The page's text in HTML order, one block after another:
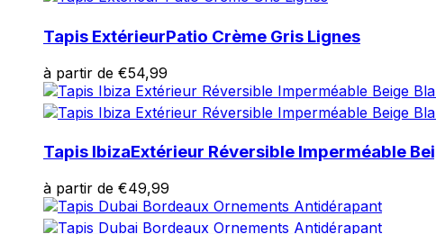
Tapis ExtérieurPatio Crème Gris Lignes
à partir de €54,99
Tapis IbizaExtérieur Réversible Imperméable
à partir de €49,99
Marketing
engageantes pour l'utilisateur
Les cookies non classés sont des
Rejeter